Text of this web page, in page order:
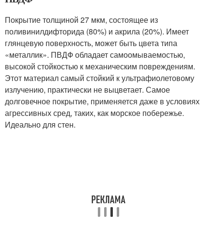
Покрытие толщиной 27 мкм, состоящее из
поливинилдифторида (80%) и акрила (20%). Имеет
глянцевую поверхность, может быть цвета типа
«металлик». ПВДФ обладает самоомываемостью,
высокой стойкостью к механическим повреждениям.
Этот материал самый стойкий к ультрафиолетовому
излучению, практически не выцветает. Самое
долговечное покрытие, применяется даже в условиях
агрессивных сред, таких, как морское побережье.
Идеально для стен.